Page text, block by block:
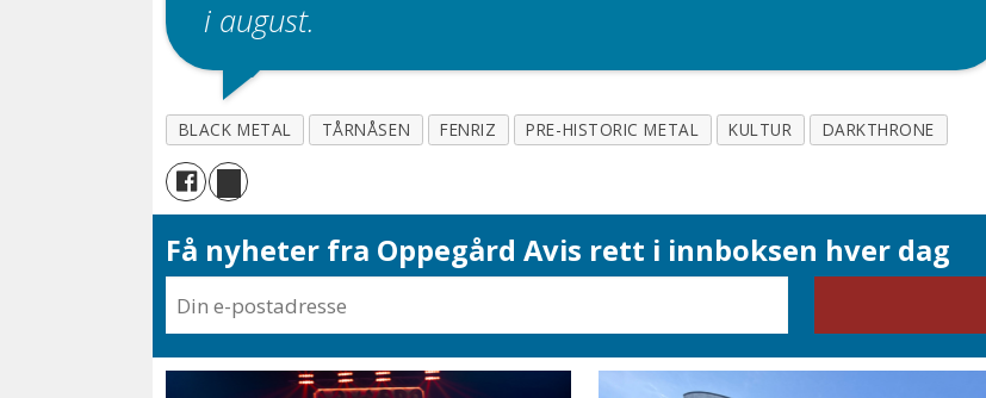
i august.
BLACK METAL TÅRNÅSEN FENRIZ PRE-HISTORIC METAL KULTUR DARKTHRONE
Få nyheter fra Oppegård Avis rett i innboksen hver dag